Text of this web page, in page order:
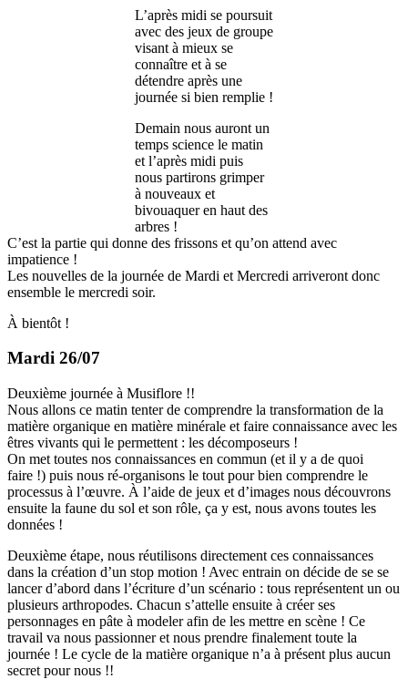
L’après midi se poursuit
avec des jeux de groupe
visant à mieux se
connaître et à se
détendre après une
journée si bien remplie !
Demain nous auront un
temps science le matin
et l’après midi puis
nous partirons grimper
à nouveaux et
bivouaquer en haut des
arbres !
C’est la partie qui donne des frissons et qu’on attend avec
impatience !
Les nouvelles de la journée de Mardi et Mercredi arriveront donc
ensemble le mercredi soir.
À bientôt !
Mardi 26/07
Deuxième journée à Musiflore !!
Nous allons ce matin tenter de comprendre la transformation de la
matière organique en matière minérale et faire connaissance avec les
êtres vivants qui le permettent : les décomposeurs !
On met toutes nos connaissances en commun (et il y a de quoi
faire !) puis nous ré-organisons le tout pour bien comprendre le
processus à l’œuvre. À l’aide de jeux et d’images nous découvrons
ensuite la faune du sol et son rôle, ça y est, nous avons toutes les
données !
Deuxième étape, nous réutilisons directement ces connaissances
dans la création d’un stop motion ! Avec entrain on décide de se se
lancer d’abord dans l’écriture d’un scénario : tous représentent un ou
plusieurs arthropodes. Chacun s’attelle ensuite à créer ses
personnages en pâte à modeler afin de les mettre en scène ! Ce
travail va nous passionner et nous prendre finalement toute la
journée ! Le cycle de la matière organique n’a à présent plus aucun
secret pour nous !!